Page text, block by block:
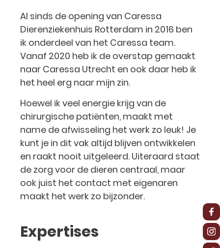
Al sinds de opening van Caressa
Dierenziekenhuis Rotterdam in 2016 ben
ik onderdeel van het Caressa team.
Vanaf 2020 heb ik de overstap gemaakt
naar Caressa Utrecht en ook daar heb ik
het heel erg naar mijn zin.
Hoewel ik veel energie krijg van de
chirurgische patiënten, maakt met
name de afwisseling het werk zo leuk! Je
kunt je in dit vak altijd blijven ontwikkelen
en raakt nooit uitgeleerd. Uiteraard staat
de zorg voor de dieren centraal, maar
ook juist het contact met eigenaren
maakt het werk zo bijzonder.
Expertises